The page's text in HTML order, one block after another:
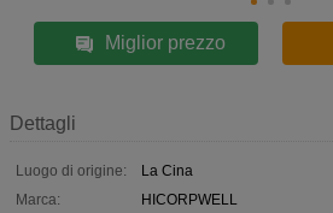
Miglior prezzo
Dettagli
Luogo di origine:
La Cina
Marca:
HICORPWELL